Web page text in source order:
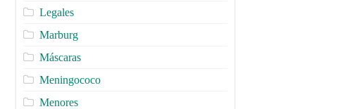
Legales
Marburg
Máscaras
Meningococo
Menores